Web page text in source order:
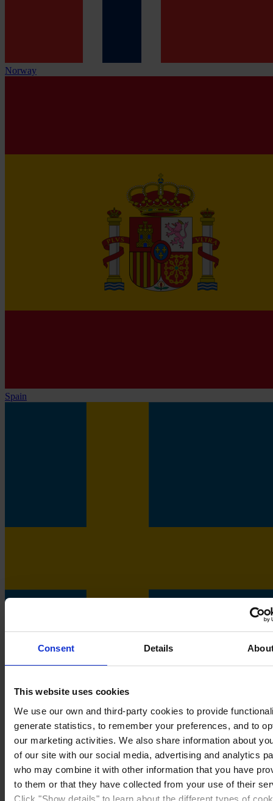
Consent Details
This website uses cookies
We use our own and third-party cookies to provide
generate statistics, to remember your preferences, and to
our marketing activities. We also share information about
of our site with our social media, advertising and analytics
who may combine it with other information that you have
to them or that they have collected from your use of their
Click "Show details" to learn about the different types of
Norway
Spain
Sweden